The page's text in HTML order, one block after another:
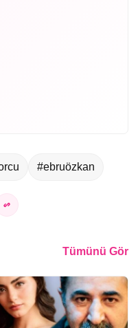
#ebruözkan
Tümünü Gör